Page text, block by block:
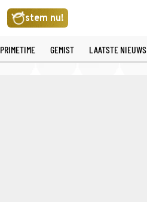
stem nu!
PRIMETIME GEMIST LAATSTE NIEUWS